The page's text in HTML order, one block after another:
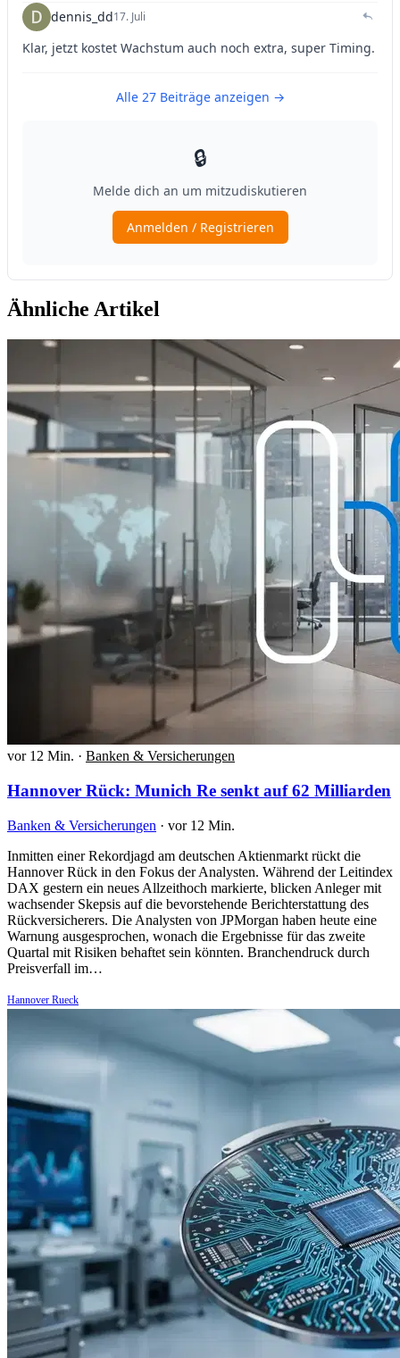
Ähnliche Artikel
vor 12 Min. · Banken & Versicherungen
Hannover Rück: Munich Re senkt auf 62 Milliarden
Banken & Versicherungen · vor 12 Min.
Inmitten einer Rekordjagd am deutschen Aktienmarkt rückt die
Hannover Rück in den Fokus der Analysten. Während der Leitindex
DAX gestern ein neues Allzeithoch markierte, blicken Anleger mit
wachsender Skepsis auf die bevorstehende Berichterstattung des
Rückversicherers. Die Analysten von JPMorgan haben heute eine
Warnung ausgesprochen, wonach die Ergebnisse für das zweite
Quartal mit Risiken behaftet sein könnten. Branchendruck durch
Preisverfall im…
Hannover Rueck